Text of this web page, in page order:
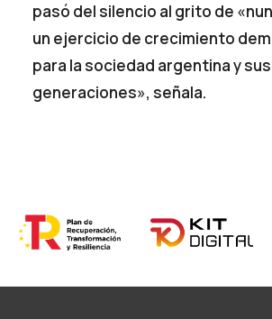
pasó del silencio al grito de
un ejercicio de crecimiento
para la sociedad argentina y
generaciones», señala.